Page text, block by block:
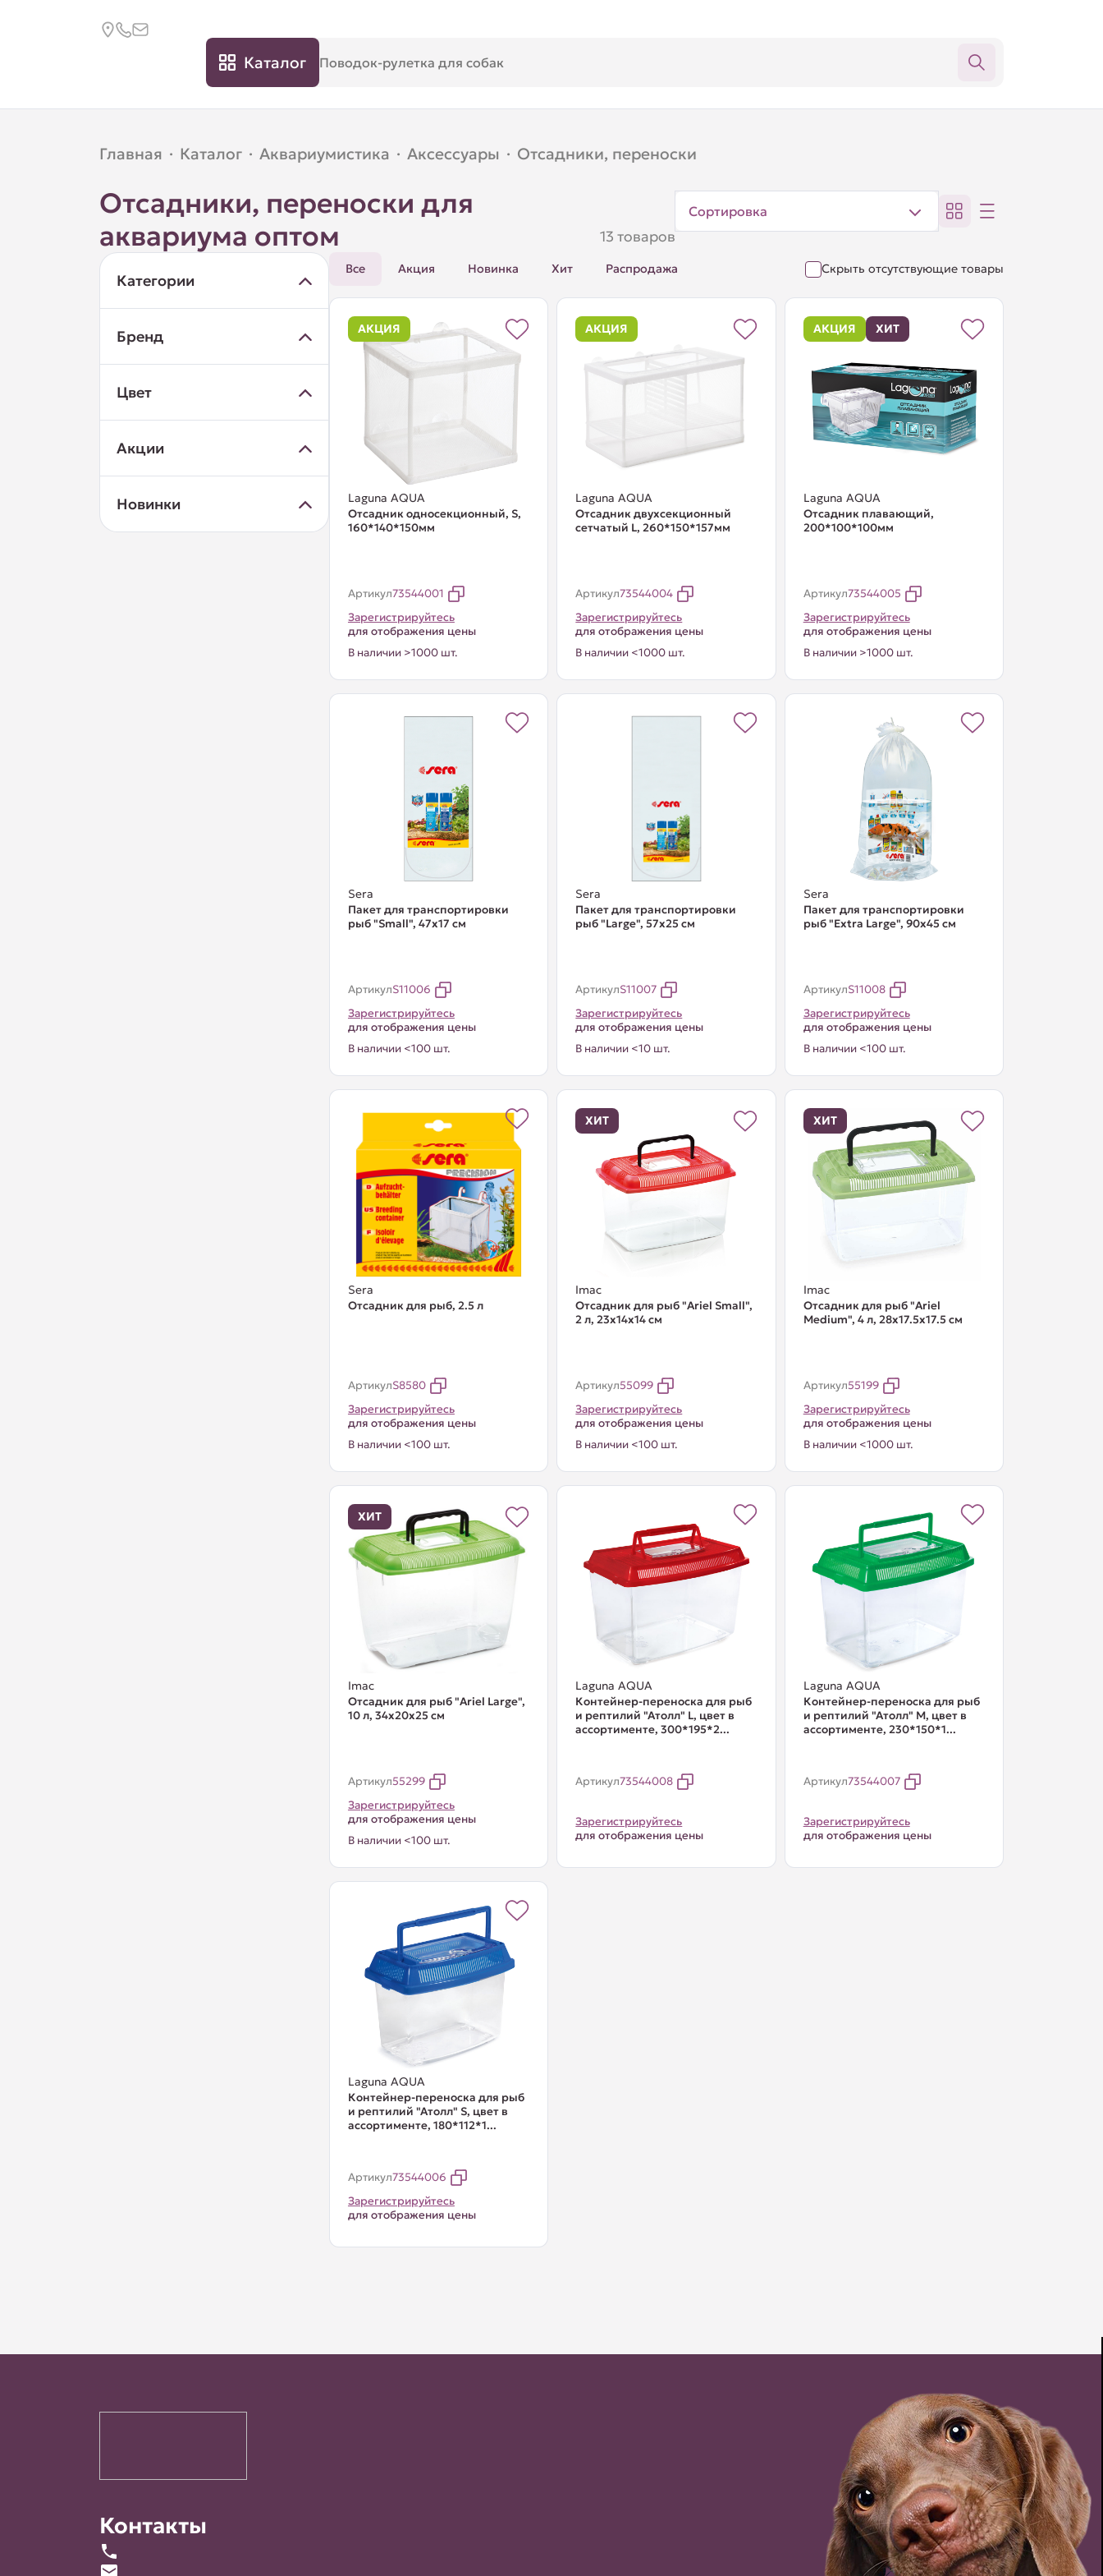
Каталог
Главная · Каталог · Аквариумистика · Аксессуары · Отсадники, переноски
Отсадники, переноски для
аквариума оптом
13 товаров
Сортировка
Категории
Бренд
Цвет
Акции
Новинки
Все Акция Новинка Хит Распродажа Скрыть отсутствующие товары
АКЦИЯ
Laguna AQUA
Отсадник односекционный, S,
160*140*150мм
Артикул73544001
Зарегистрируйтесь
для отображения цены
В наличии >1000 шт.
АКЦИЯ
Laguna AQUA
Отсадник двухсекционный
сетчатый L, 260*150*157мм
Артикул73544004
Зарегистрируйтесь
для отображения цены
В наличии <1000 шт.
АКЦИЯ ХИТ
Laguna AQUA
Отсадник плавающий,
200*100*100мм
Артикул73544005
Зарегистрируйтесь
для отображения цены
В наличии >1000 шт.
Sera
Пакет для транспортировки
рыб "Small", 47х17 см
АртикулS11006
Зарегистрируйтесь
для отображения цены
В наличии <100 шт.
Sera
Пакет для транспортировки
рыб "Large", 57х25 см
АртикулS11007
Зарегистрируйтесь
для отображения цены
В наличии <10 шт.
Sera
Пакет для транспортировки
рыб "Extra Large", 90х45 см
АртикулS11008
Зарегистрируйтесь
для отображения цены
В наличии <100 шт.
Sera
Отсадник для рыб, 2.5 л
АртикулS8580
Зарегистрируйтесь
для отображения цены
В наличии <100 шт.
ХИТ
Imac
Отсадник для рыб "Ariel Small",
2 л, 23х14х14 см
Артикул55099
Зарегистрируйтесь
для отображения цены
В наличии <100 шт.
ХИТ
Imac
Отсадник для рыб "Ariel
Medium", 4 л, 28х17.5х17.5 см
Артикул55199
Зарегистрируйтесь
для отображения цены
В наличии <1000 шт.
ХИТ
Imac
Отсадник для рыб "Ariel Large",
10 л, 34х20х25 см
Артикул55299
Зарегистрируйтесь
для отображения цены
В наличии <100 шт.
Laguna AQUA
Контейнер-переноска для рыб
и рептилий "Атолл" L, цвет в
ассортименте, 300*195*2...
Артикул73544008
Зарегистрируйтесь
для отображения цены
Laguna AQUA
Контейнер-переноска для рыб
и рептилий "Атолл" M, цвет в
ассортименте, 230*150*1...
Артикул73544007
Зарегистрируйтесь
для отображения цены
Laguna AQUA
Контейнер-переноска для рыб
и рептилий "Атолл" S, цвет в
ассортименте, 180*112*1...
Артикул73544006
Зарегистрируйтесь
для отображения цены
Контакты